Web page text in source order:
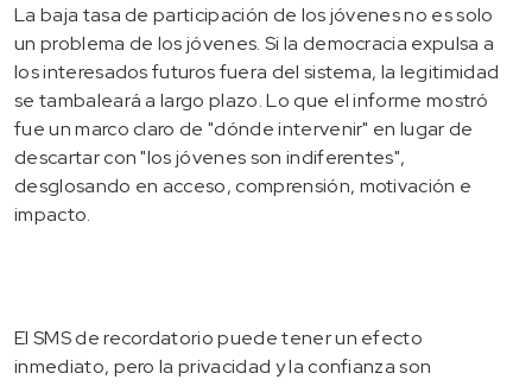
La baja tasa de participación de los jóvenes no es solo
un problema de los jóvenes. Si la democracia expulsa a
los interesados futuros fuera del sistema, la legitimidad
se tambaleará a largo plazo. Lo que el informe mostró
fue un marco claro de "dónde intervenir" en lugar de
descartar con "los jóvenes son indiferentes",
desglosando en acceso, comprensión, motivación e
impacto.
El SMS de recordatorio puede tener un efecto
inmediato, pero la privacidad y la confianza son